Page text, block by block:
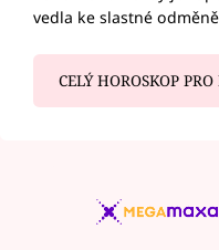
vedla ke slastné
CELÝ HOROSKOP